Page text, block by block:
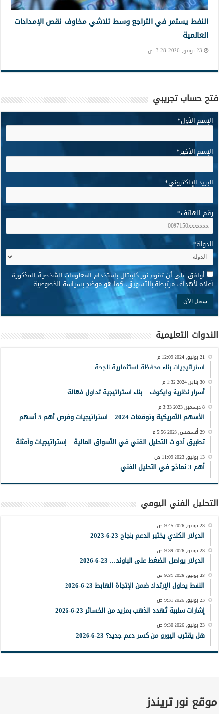
النفط يستمر في التراجع وسط تلاشي مخاوف نقص الإمدادات
العالمية
23 يونيو, 2026 3:28 ص
فتح حساب تجريبي
الإسم الأول*
الإسم الأخير*
البريد الإلكتروني*
رقم الهاتف*
الدولة*
* أوافق على أن تقوم نور كابيتال باستخدام المعلومات الشخصية المذكورة
أعلاه لأهداف مرتبطة بالتسويق، كما هو موضح بسياسة الخصوصية
الندوات التعليمية
21 يونيو, 2024 12:09 م
استراتيجيات بناء محفظة استثمارية ناجحة
30 يناير, 2024 1:32 م
أسرار نظرية وايكوف – بناء استراتيجية تداول فعّالة
8 ديسمبر, 2023 3:33 م
الأسهم الأمريكية وتوقعات 2024 – استراتيجيات وفرص أهم 5 أسهم
29 أغسطس, 2023 5:56 م
تطبيق أدوات التحليل الفني في الأسواق المالية – إستراتيجيات وأمثلة
13 يوليو, 2023 11:09 ص
أهم 3 نماذج في التحليل الفني
التحليل الفني اليومي
23 يونيو, 2026 9:45 ص
الدولار الكندي يختبر الدعم بنجاح 23-6-2023
23 يونيو, 2026 9:39 ص
الدولار يواصل الضغط على الباوند… 23-6-2026
23 يونيو, 2026 9:31 ص
النفط يحاول الإرتداد ضمن الإتجاة الهابط 23-6-2026
23 يونيو, 2026 9:31 ص
إشارات سلبية تُهدد الذهب بمزيد من الخسائر 23-6-2026
23 يونيو, 2026 9:30 ص
هل يقترب اليورو من كسر دعم جديد؟ 23-6-2026
موقع نور تريندز